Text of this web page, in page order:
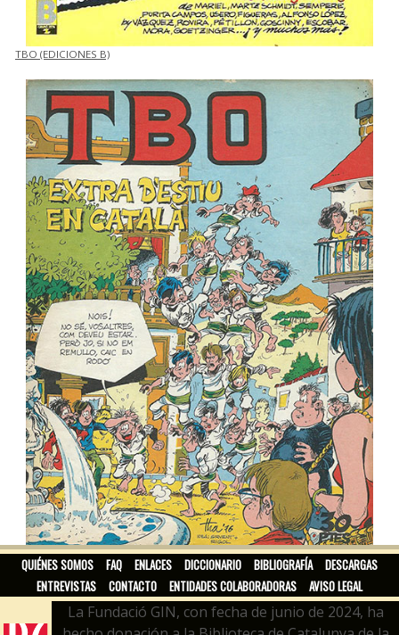
TBO (EDICIONES B)
TBO CATALÀ
QUIÉNES SOMOS FAQ ENLACES DICCIONARIO BIBLIOGRAFÍA
DESCARGAS
ENTREVISTAS
CONTACTO ENTIDADES COLABORADORAS AVISO LEGAL
La Fundació GIN, con fecha de junio de 2024, ha